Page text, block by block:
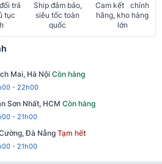
trả
tục
Ship đảm bảo,
siêu tốc toàn
quốc
Cam kết chính
hãng, kho hàng
lớn
Mai, Hà Nội Còn hàng
- 22h00
Sơn Nhất, HCM Còn hàng
- 21h00
Đà Nẵng Tạm hết
- 21h00